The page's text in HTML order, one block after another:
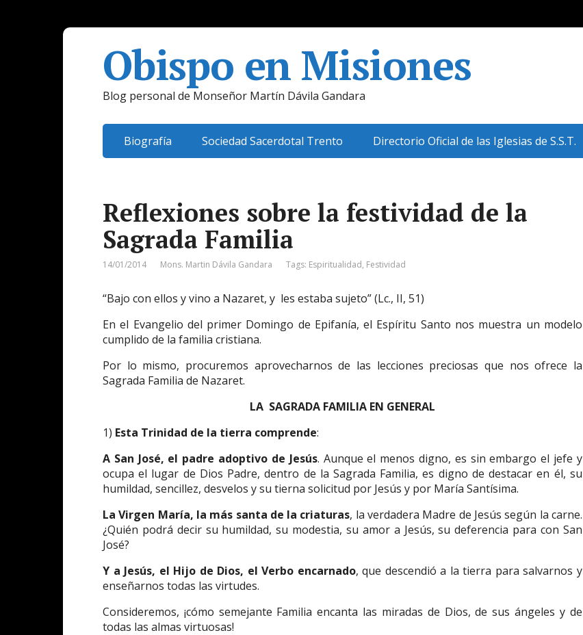
Obispo en Misiones
Blog personal de Monseñor Martín Dávila Gandara
Biografía Sociedad Sacerdotal Trento Directorio Oficial de las Iglesias de S.S.T.
Reflexiones sobre la festividad de la
Sagrada Familia
14/01/2014 Mons. Martin Dávila Gandara Tags: Espiritualidad, Festividad
“Bajo con ellos y vino a Nazaret, y les estaba sujeto” (Lc., II, 51)
En el Evangelio del primer Domingo de Epifanía, el Espíritu Santo nos muestra un modelo
cumplido de la familia cristiana.
Por lo mismo, procuremos aprovecharnos de las lecciones preciosas que nos ofrece la
Sagrada Familia de Nazaret.
LA SAGRADA FAMILIA EN GENERAL
1) Esta Trinidad de la tierra comprende:
A San José, el padre adoptivo de Jesús. Aunque el menos digno, es sin embargo el jefe y
ocupa el lugar de Dios Padre, dentro de la Sagrada Familia, es digno de destacar en él, su
humildad, sencillez, desvelos y su tierna solicitud por Jesús y por María Santísima.
La Virgen María, la más santa de la criaturas, la verdadera Madre de Jesús según la carne.
¿Quién podrá decir su humildad, su modestia, su amor a Jesús, su deferencia para con San
José?
Y a Jesús, el Hijo de Dios, el Verbo encarnado, que descendió a la tierra para salvarnos y
enseñarnos todas las virtudes.
Consideremos, ¡cómo semejante Familia encanta las miradas de Dios, de sus ángeles y de
todas las almas virtuosas!